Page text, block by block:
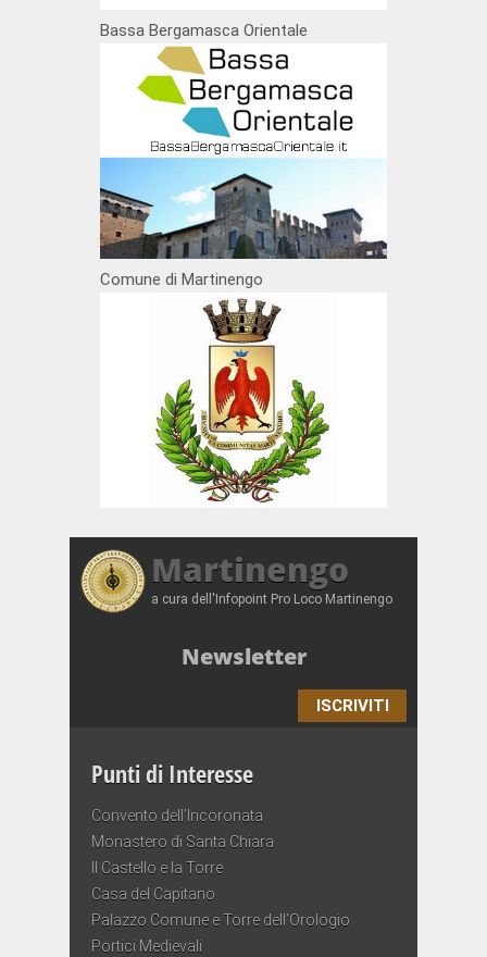
Bassa Bergamasca Orientale
Comune di Martinengo
Martinengo
a cura dell'Infopoint Pro Loco Martinengo
Newsletter
ISCRIVITI
Punti di Interesse
Convento dell’Incoronata
Monastero di Santa Chiara
Il Castello e la Torre
Casa del Capitano
Palazzo Comune e Torre dell’Orologio
Portici Medievali